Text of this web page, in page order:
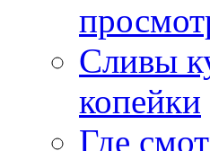
Сливы
копейки
Где